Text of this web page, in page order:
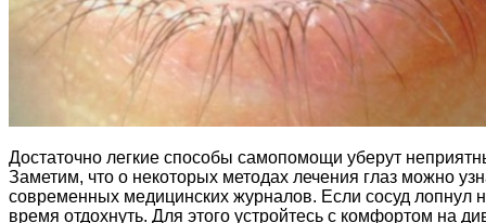
Достаточно легкие способы самопомощи уберут
Заметим, что о некоторых методах лечения глаз можно
современных медицинских журналов. Если сосуд лопнул
время отдохнуть. Для этого устройтесь с комфортом на